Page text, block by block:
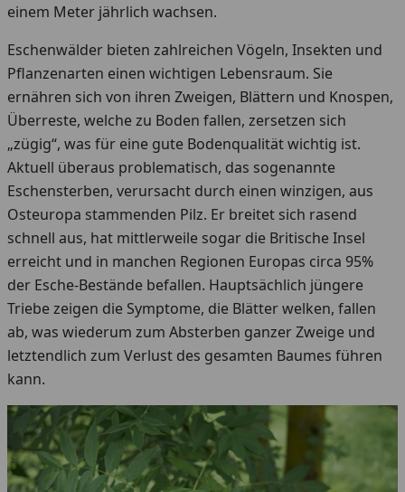
einem Meter jährlich wachsen.
Eschenwälder bieten zahlreichen Vögeln, Insekten und
Pflanzenarten einen wichtigen Lebensraum. Sie
ernähren sich von ihren Zweigen, Blättern und Knospen,
Überreste, welche zu Boden fallen, zersetzen sich
„zügig“, was für eine gute Bodenqualität wichtig ist.
Aktuell überaus problematisch, das sogenannte
Eschensterben, verursacht durch einen winzigen, aus
Osteuropa stammenden Pilz. Er breitet sich rasend
schnell aus, hat mittlerweile sogar die Britische Insel
erreicht und in manchen Regionen Europas circa 95%
der Esche-Bestände befallen. Hauptsächlich jüngere
Triebe zeigen die Symptome, die Blätter welken, fallen
ab, was wiederum zum Absterben ganzer Zweige und
letztendlich zum Verlust des gesamten Baumes führen
kann.